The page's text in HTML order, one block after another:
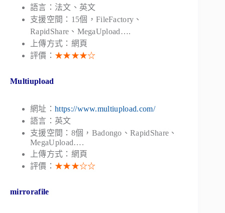
語言：法文、英文
支援空間：15個，FileFactory、
RapidShare、MegaUpload….
上傳方式：網頁
評價： ★★★★☆
Multiupload
網址： https://www.multiupload.com/
語言：英文
支援空間：8個，Badongo、RapidShare、
MegaUpload….
上傳方式：網頁
評價： ★★★☆☆
mirrorafile